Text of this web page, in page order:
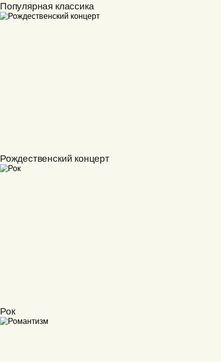
Популярная классика
Рождественский концерт
Рок